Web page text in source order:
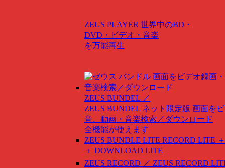
ZEUS PLAYER 世界中のBD・
DVD・ビデオ・音楽
を万能再生
ZEUS BUNDEL ／
ZEUS BUNDEL ネット限定版 画面を
音、動画・音楽検索／ダウンロード
全機能が使えます
ZEUS BUNDLE LITE RECORD LITE
＋ DOWNLOAD LITE
ZEUS RECORD ／ ZEUS RECORD